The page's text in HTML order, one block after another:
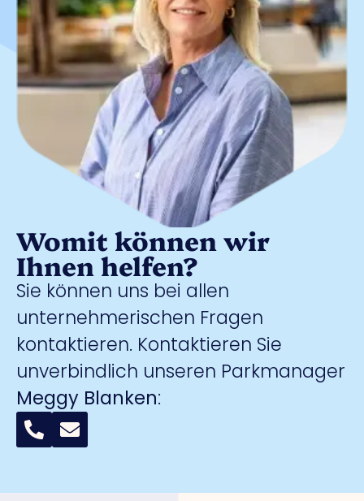
Womit können wir
Ihnen helfen?
Sie können uns bei allen
unternehmerischen Fragen
kontaktieren. Kontaktieren Sie
unverbindlich unseren Parkmanager
Meggy Blanken: